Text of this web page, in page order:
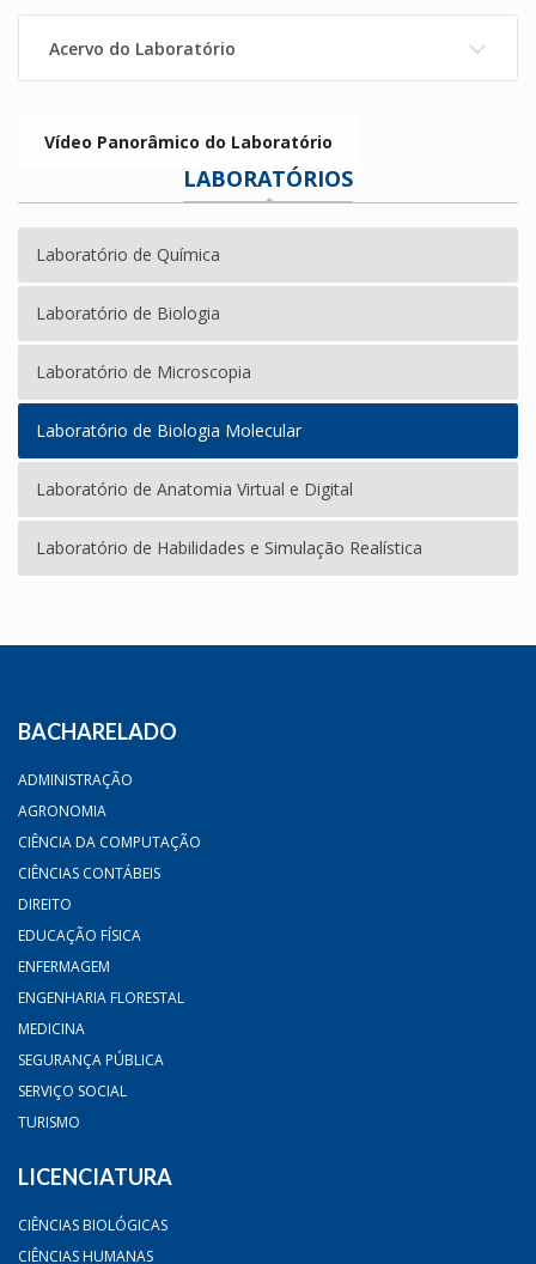
Acervo do Laboratório
Vídeo Panorâmico do Laboratório
LABORATÓRIOS
Laboratório de Química
Laboratório de Biologia
Laboratório de Microscopia
Laboratório de Biologia Molecular
Laboratório de Anatomia Virtual e Digital
Laboratório de Habilidades e Simulação Realística
BACHARELADO
ADMINISTRAÇÃO
AGRONOMIA
CIÊNCIA DA COMPUTAÇÃO
CIÊNCIAS CONTÁBEIS
DIREITO
EDUCAÇÃO FÍSICA
ENFERMAGEM
ENGENHARIA FLORESTAL
MEDICINA
SEGURANÇA PÚBLICA
SERVIÇO SOCIAL
TURISMO
LICENCIATURA
CIÊNCIAS BIOLÓGICAS
CIÊNCIAS HUMANAS